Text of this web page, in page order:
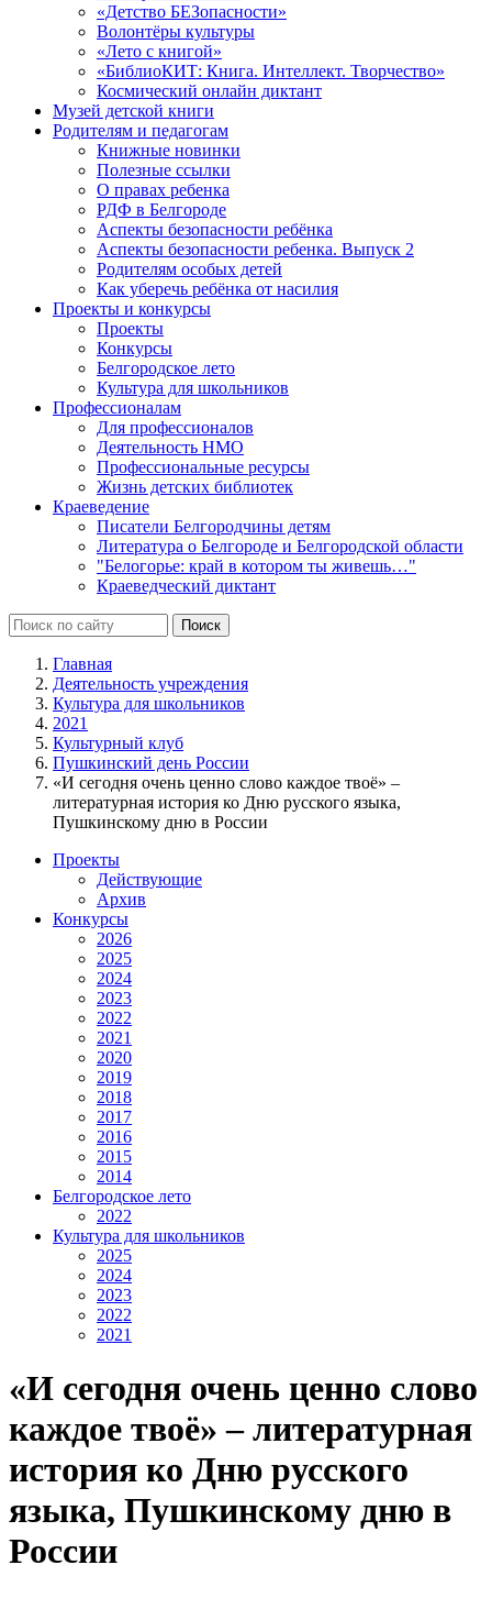
«Детство БЕЗопасности»
Волонтёры культуры
«Лето с книгой»
«БиблиоКИТ: Книга. Интеллект. Творчество»
Космический онлайн диктант
Музей детской книги
Родителям и педагогам
Книжные новинки
Полезные ссылки
О правах ребенка
РДФ в Белгороде
Аспекты безопасности ребёнка
Аспекты безопасности ребенка. Выпуск 2
Родителям особых детей
Как уберечь ребёнка от насилия
Проекты и конкурсы
Проекты
Конкурсы
Белгородское лето
Культура для школьников
Профессионалам
Для профессионалов
Деятельность НМО
Профессиональные ресурсы
Жизнь детских библиотек
Краеведение
Писатели Белгородчины детям
Литература о Белгороде и Белгородской области
"Белогорье: край в котором ты живешь…"
Краеведческий диктант
Главная
Деятельность учреждения
Культура для школьников
2021
Культурный клуб
Пушкинский день России
«И сегодня очень ценно слово каждое твоё» –
литературная история ко Дню русского языка,
Пушкинскому дню в России
Проекты
Действующие
Архив
Конкурсы
2026
2025
2024
2023
2022
2021
2020
2019
2018
2017
2016
2015
2014
Белгородское лето
2022
Культура для школьников
2025
2024
2023
2022
2021
«И сегодня очень ценно слово
каждое твоё» – литературная
история ко Дню русского
языка, Пушкинскому дню в
России